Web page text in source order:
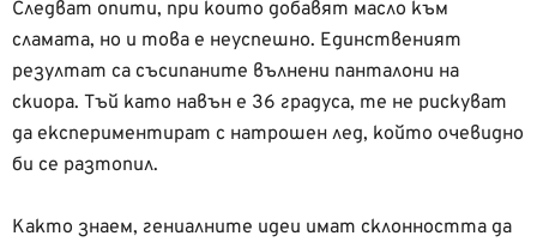
Следват опити, при които добавят масло към
сламата, но и това е неуспешно. Единственият
резултат са съсипаните вълнени панталони на
скиора. Тъй като навън е 36 градуса, те не рискуват
да експериментират с натрошен лед, който очевидно
би се разтопил.
Както знаем, гениалните идеи имат склонността да